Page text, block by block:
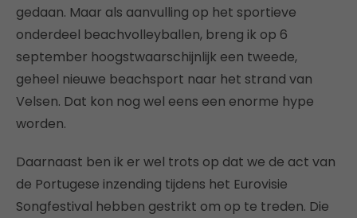
gedaan. Maar als aanvulling op het sportieve
onderdeel beachvolleyballen, breng ik op 6
september hoogstwaarschijnlijk een tweede,
geheel nieuwe beachsport naar het strand van
Velsen. Dat kon nog wel eens een enorme hype
worden.
Daarnaast ben ik er wel trots op dat we de act van
de Portugese inzending tijdens het Eurovisie
Songfestival hebben gestrikt om op te treden. Die